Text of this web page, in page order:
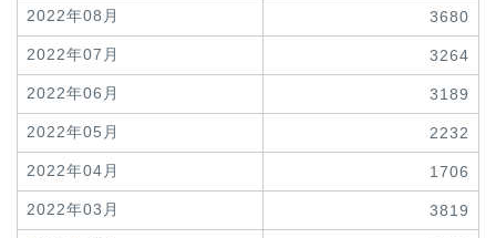
2022年08月 3680
2022年07月 3264
2022年06月 3189
2022年05月 2232
2022年04月 1706
2022年03月 3819